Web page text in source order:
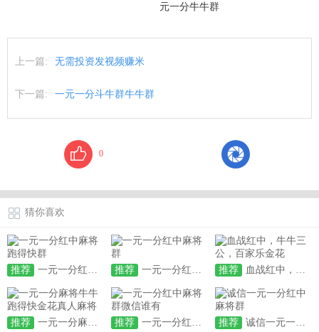
元一分牛牛群
上一篇: 无需投资发视频赚米
下一篇: 一元一分斗牛群牛牛群
0
猜你喜欢
推荐 一元一分红中麻将跑得快群 推荐 一元一分红中麻将群 推荐 血战红中，牛牛三公，百家乐金花
推荐 一元一分麻将牛牛跑得快金花真人麻将 推荐 一元一分红中麻将群微信谁有 推荐 诚信一元一分红中麻将群